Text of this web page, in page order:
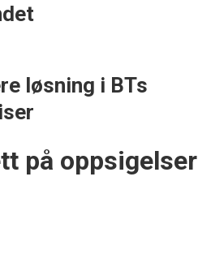
løsning i BTs
på oppsigelser